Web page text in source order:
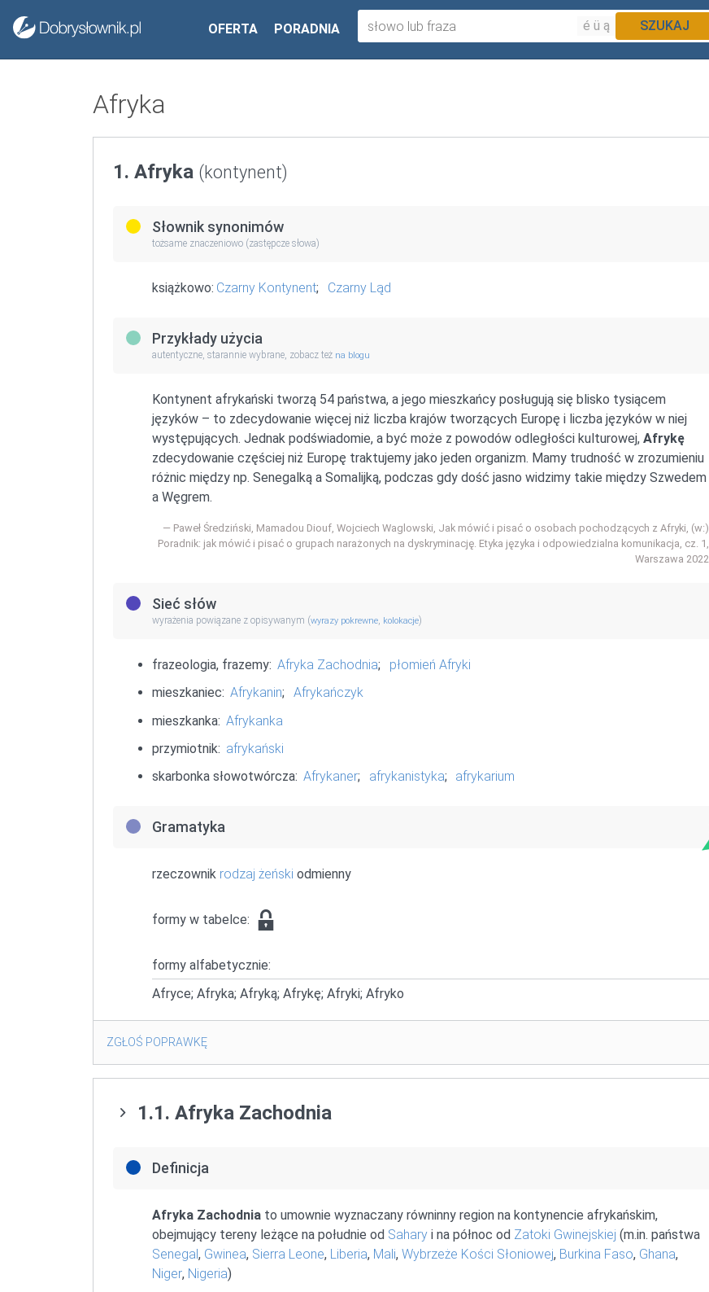
OFERTA PORADNIA é ü ą SZUKAJ
Afryka
1. Afryka (kontynent)
Słownik synonimów
tożsame znaczeniowo (zastępcze słowa)
książkowo: Czarny Kontynent; Czarny Ląd
Przykłady użycia
autentyczne, starannie wybrane, zobacz też na blogu
Kontynent afrykański tworzą 54 państwa, a jego mieszkańcy posługują się blisko tysiącem
języków – to zdecydowanie więcej niż liczba krajów tworzących Europę i liczba języków w niej
występujących. Jednak podświadomie, a być może z powodów odległości kulturowej, Afrykę
zdecydowanie częściej niż Europę traktujemy jako jeden organizm. Mamy trudność w zrozumieniu
różnic między np. Senegalką a Somalijką, podczas gdy dość jasno widzimy takie między Szwedem
a Węgrem.
Paweł Średziński, Mamadou Diouf, Wojciech Waglowski, Jak mówić i pisać o osobach pochodzących z Afryki, (w:)
Poradnik: jak mówić i pisać o grupach narażonych na dyskryminację. Etyka języka i odpowiedzialna komunikacja, cz. 1,
Warszawa 2022
Sieć słów
wyrażenia powiązane z opisywanym (wyrazy pokrewne, kolokacje)
frazeologia, frazemy: Afryka Zachodnia;
płomień Afryki
mieszkaniec: Afrykanin; Afrykańczyk
mieszkanka: Afrykanka
przymiotnik: afrykański
skarbonka słowotwórcza: Afrykaner; afrykanistyka; afrykarium
Gramatyka
rzeczownik rodzaj żeński odmienny
formy w tabelce:
formy alfabetycznie:
Afryce; Afryka; Afryką; Afrykę; Afryki; Afryko
ZGŁOŚ POPRAWKĘ
1.1. Afryka Zachodnia
Definicja
Afryka Zachodnia to umownie wyznaczany równinny region na kontynencie afrykańskim,
obejmujący tereny leżące na południe od Sahary i na północ od Zatoki Gwinejskiej (m.in. państwa
Senegal, Gwinea, Sierra Leone, Liberia, Mali, Wybrzeże Kości Słoniowej, Burkina Faso, Ghana,
Niger, Nigeria)